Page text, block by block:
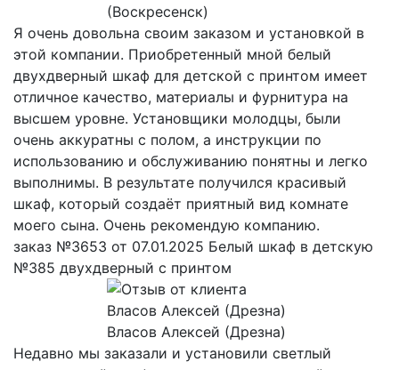
(Воскресенск)
Я очень довольна своим заказом и установкой в
этой компании. Приобретенный мной белый
двухдверный шкаф для детской с принтом имеет
отличное качество, материалы и фурнитура на
высшем уровне. Установщики молодцы, были
очень аккуратны с полом, а инструкции по
использованию и обслуживанию понятны и легко
выполнимы. В результате получился красивый
шкаф, который создаёт приятный вид комнате
моего сына. Очень рекомендую компанию.
заказ №3653 от 07.01.2025 Белый шкаф в детскую
№385 двухдверный с принтом
Власов Алексей (Дрезна)
Недавно мы заказали и установили светлый